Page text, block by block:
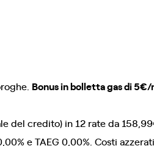
Bonus in bolletta gas di
del credito) in 12 rate da
e TAEG 0,00%. Costi